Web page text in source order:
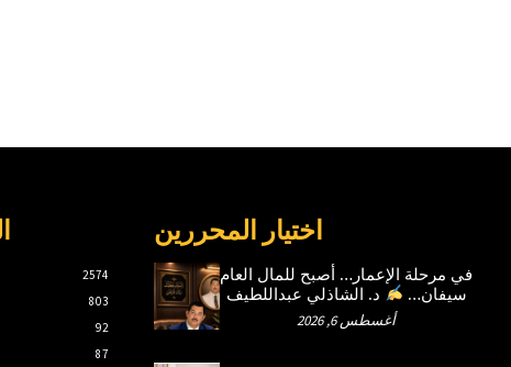
2574
803
92
87
اختيار المحررين
في مرحلة الإعمار… أصبح للمال العام
سيفان…
د. الشاذلي عبداللطيف
أغسطس 6, 2026